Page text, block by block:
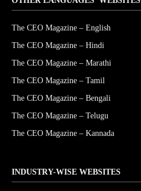
The CEO Magazine – English
The CEO Magazine – Hindi
The CEO Magazine – Marathi
The CEO Magazine – Tamil
The CEO Magazine – Bengali
The CEO Magazine – Telugu
The CEO Magazine – Kannada
INDUSTRY-WISE WEBSITES